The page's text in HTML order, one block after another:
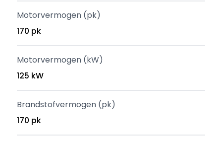
Motorvermogen (pk)
170 pk
Motorvermogen (kW)
125 kW
Brandstofvermogen (pk)
170 pk